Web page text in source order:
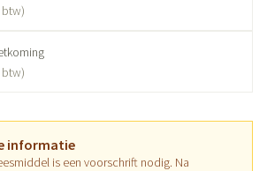
btw)
btw)
informatie
is een voorschrift nodig. Na